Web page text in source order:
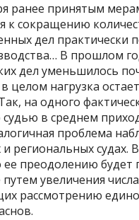
ранее принятым
к сокращению
дел практически
В прошлом
дел уменьшилось
целом нагрузка
на одного
в среднем
проблема
региональных судах.
ее преодолению будет
увеличения
рассмотрению